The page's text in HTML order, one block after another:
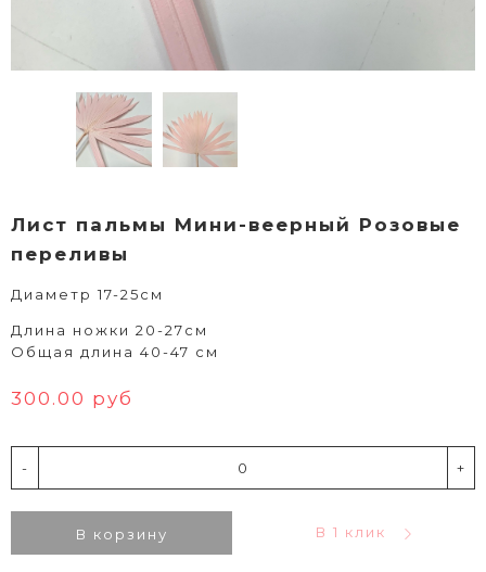
Лист пальмы Мини-веерный Розовые
переливы
Диаметр 17-25см
Длина ножки 20-27см
Общая длина 40-47 см
300.00 руб
- +
В корзину В 1 клик